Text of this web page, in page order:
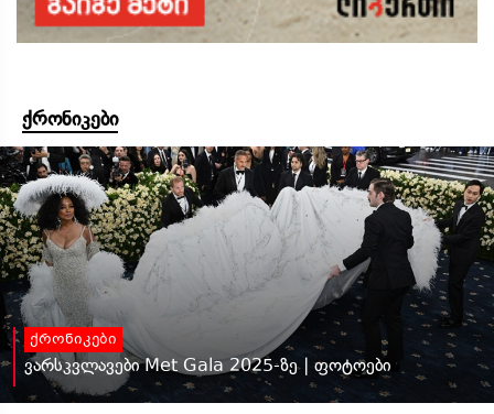
ქრონიკები
ქრონიკები
ვარსკვლავები Met Gala 2025-ზე | ფოტოები